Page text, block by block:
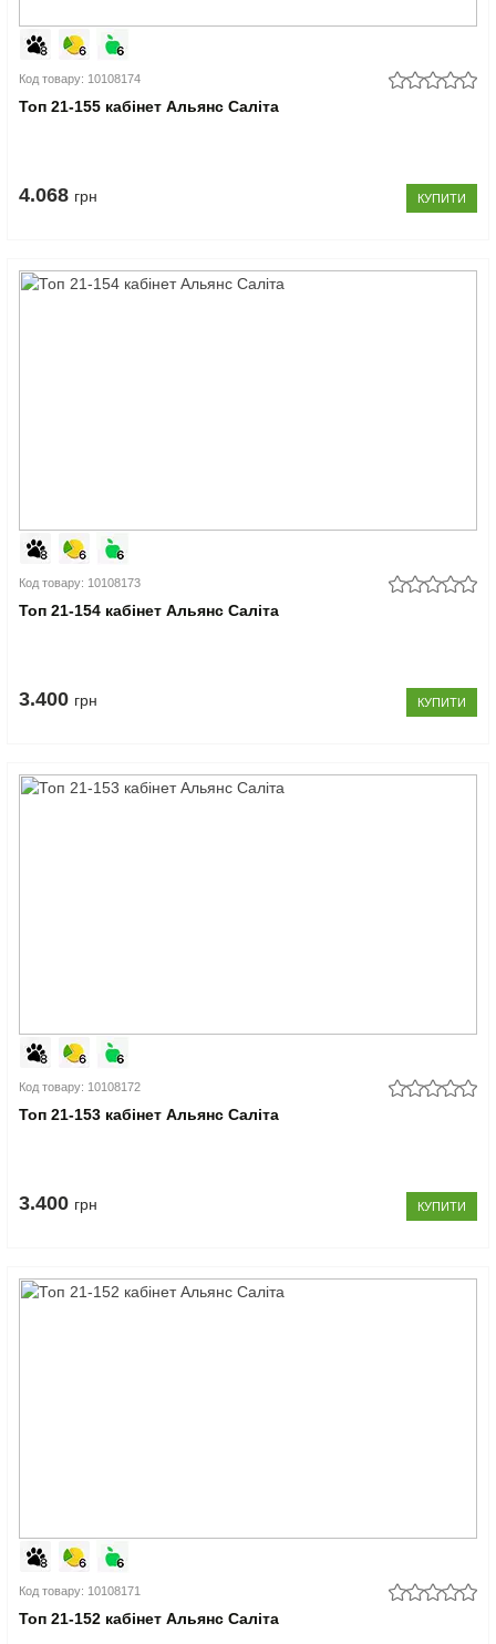
Код товару: 10108174
Топ 21-155 кабінет Альянс Саліта
4.068 грн КУПИТИ
Код товару: 10108173
Топ 21-154 кабінет Альянс Саліта
3.400 грн КУПИТИ
Код товару: 10108172
Топ 21-153 кабінет Альянс Саліта
3.400 грн КУПИТИ
Код товару: 10108171
Топ 21-152 кабінет Альянс Саліта